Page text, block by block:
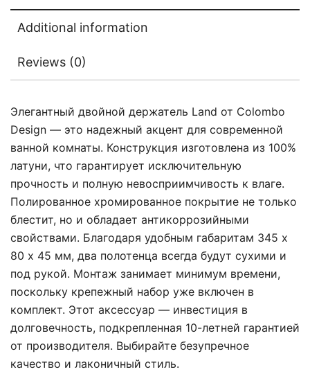
Additional information
Reviews (0)
Элегантный двойной держатель Land от Colombo
Design — это надежный акцент для современной
ванной комнаты. Конструкция изготовлена из 100%
латуни, что гарантирует исключительную
прочность и полную невосприимчивость к влаге.
Полированное хромированное покрытие не только
блестит, но и обладает антикоррозийными
свойствами. Благодаря удобным габаритам 345 х
80 x 45 мм, два полотенца всегда будут сухими и
под рукой. Монтаж занимает минимум времени,
поскольку крепежный набор уже включен в
комплект. Этот аксессуар — инвестиция в
долговечность, подкрепленная 10-летней гарантией
от производителя. Выбирайте безупречное
качество и лаконичный стиль.